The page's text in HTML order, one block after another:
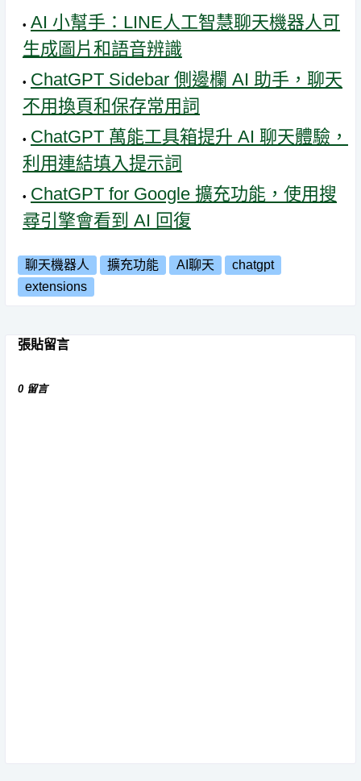
AI 小幫手：LINE人工智慧聊天機器人可
生成圖片和語音辨識
ChatGPT Sidebar 側邊欄 AI 助手，聊天
不用換頁和保存常用詞
ChatGPT 萬能工具箱提升 AI 聊天體驗，
利用連結填入提示詞
ChatGPT for Google 擴充功能，使用搜
尋引擎會看到 AI 回復
聊天機器人 擴充功能 AI聊天
chatgpt
extensions
張貼留言
0 留言